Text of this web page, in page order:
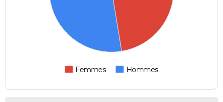
Femmes Hommes